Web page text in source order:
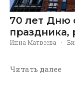
70 лет Дню
праздника,
Инна Матвеева ·
Читать далее